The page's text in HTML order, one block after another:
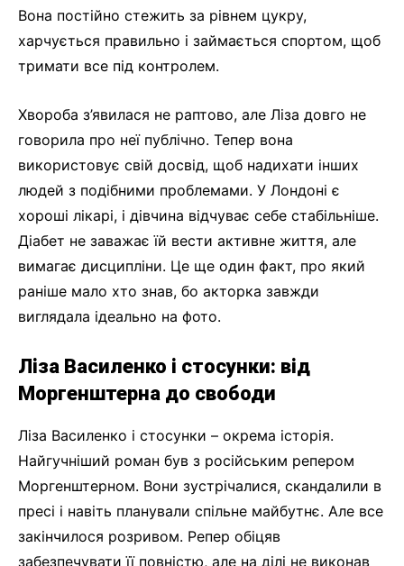
Вона постійно стежить за рівнем цукру,
харчується правильно і займається спортом, щоб
тримати все під контролем.
Хвороба з’явилася не раптово, але Ліза довго не
говорила про неї публічно. Тепер вона
використовує свій досвід, щоб надихати інших
людей з подібними проблемами. У Лондоні є
хороші лікарі, і дівчина відчуває себе стабільніше.
Діабет не заважає їй вести активне життя, але
вимагає дисципліни. Це ще один факт, про який
раніше мало хто знав, бо акторка завжди
виглядала ідеально на фото.
Ліза Василенко і стосунки: від
Моргенштерна до свободи
Ліза Василенко і стосунки – окрема історія.
Найгучніший роман був з російським репером
Моргенштерном. Вони зустрічалися, скандалили в
пресі і навіть планували спільне майбутнє. Але все
закінчилося розривом. Репер обіцяв
забезпечувати її повністю, але на ділі не виконав